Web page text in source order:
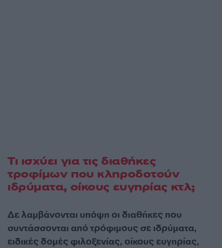
Τι ισχύει για τις διαθήκες
τροφίμων που κληροδοτούν
ιδρύματα, οίκους ευγηρίας κτλ;
Δε λαμβάνονται υπόψη οι διαθήκες που
συντάσσονται από τρόφιμους σε ιδρύματα,
ειδικές δομές φιλοξενίας, οίκους ευγηρίας,